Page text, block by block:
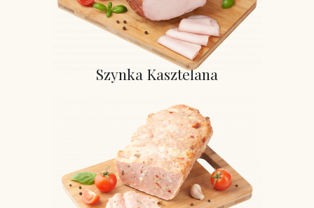
Szynka Kasztelana